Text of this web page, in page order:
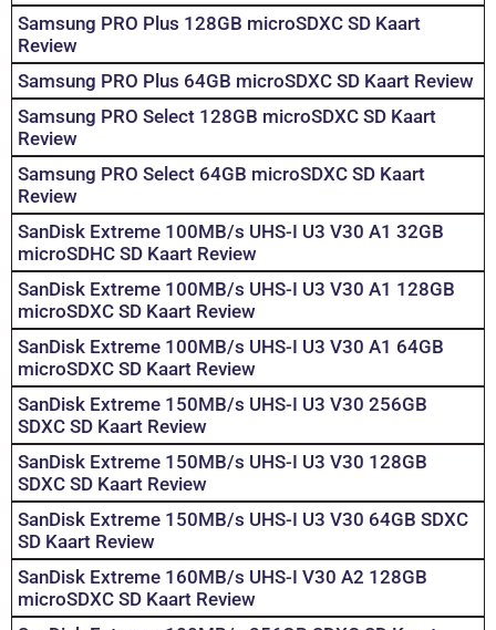
Samsung PRO Plus 128GB microSDXC SD Kaart
Review
Samsung PRO Plus 64GB microSDXC SD Kaart Review
Samsung PRO Select 128GB microSDXC SD Kaart
Review
Samsung PRO Select 64GB microSDXC SD Kaart
Review
SanDisk Extreme 100MB/s UHS-I U3 V30 A1 32GB
microSDHC SD Kaart Review
SanDisk Extreme 100MB/s UHS-I U3 V30 A1 128GB
microSDXC SD Kaart Review
SanDisk Extreme 100MB/s UHS-I U3 V30 A1 64GB
microSDXC SD Kaart Review
SanDisk Extreme 150MB/s UHS-I U3 V30 256GB
SDXC SD Kaart Review
SanDisk Extreme 150MB/s UHS-I U3 V30 128GB
SDXC SD Kaart Review
SanDisk Extreme 150MB/s UHS-I U3 V30 64GB SDXC
SD Kaart Review
SanDisk Extreme 160MB/s UHS-I V30 A2 128GB
microSDXC SD Kaart Review